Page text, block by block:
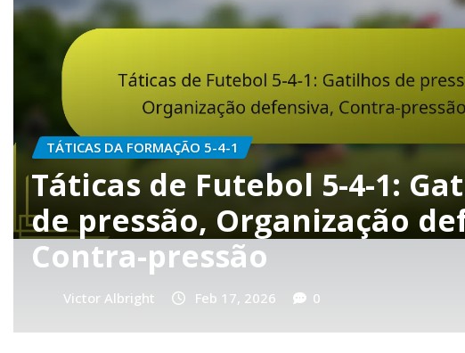
ESTRATÉGIAS DEFENSIVAS NO 5-4-1
Exercícios de Treino
Formação 5-4-1: Rotinas de
coordenação da equipa
Victor Albright Feb 17, 2026 0